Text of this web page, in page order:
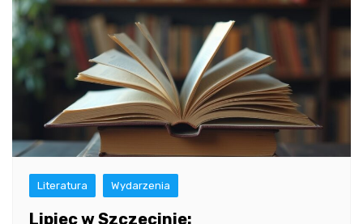
Literatura Wydarzenia
Lipiec w Szczecinie: